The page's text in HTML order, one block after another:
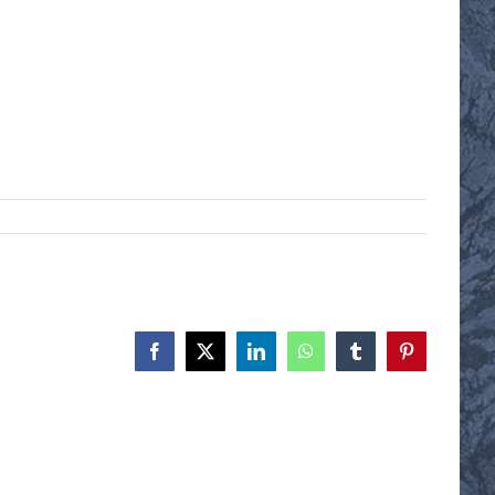
Facebook
X LinkedInWhatsAppTumblrPinterest